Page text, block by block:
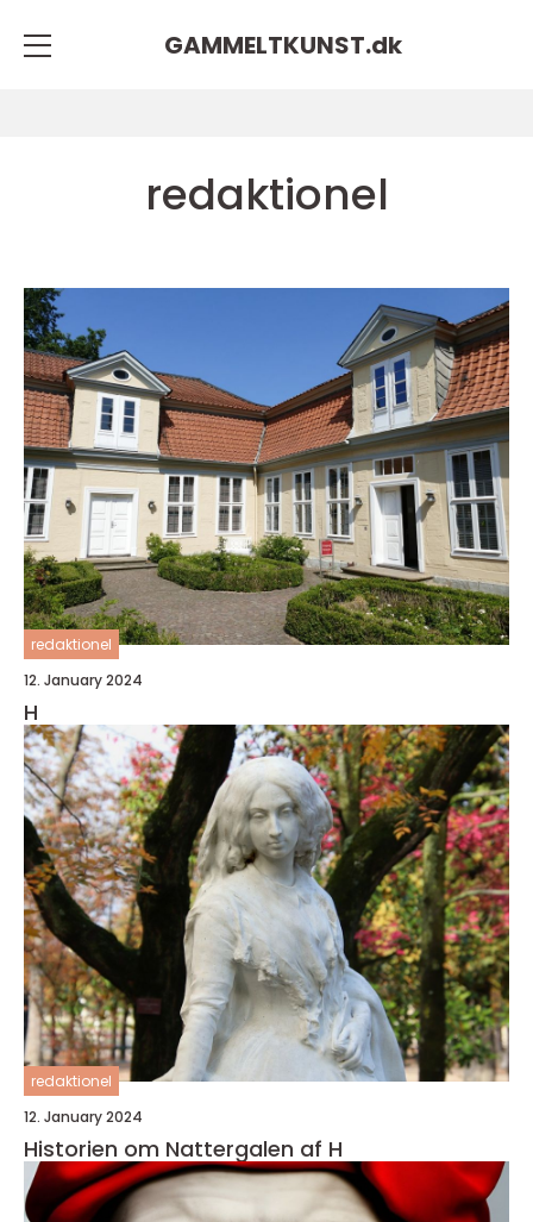
GAMMELTKUNST.dk
redaktionel
redaktionel
12. January 2024
H
redaktionel
12. January 2024
Historien om Nattergalen af H